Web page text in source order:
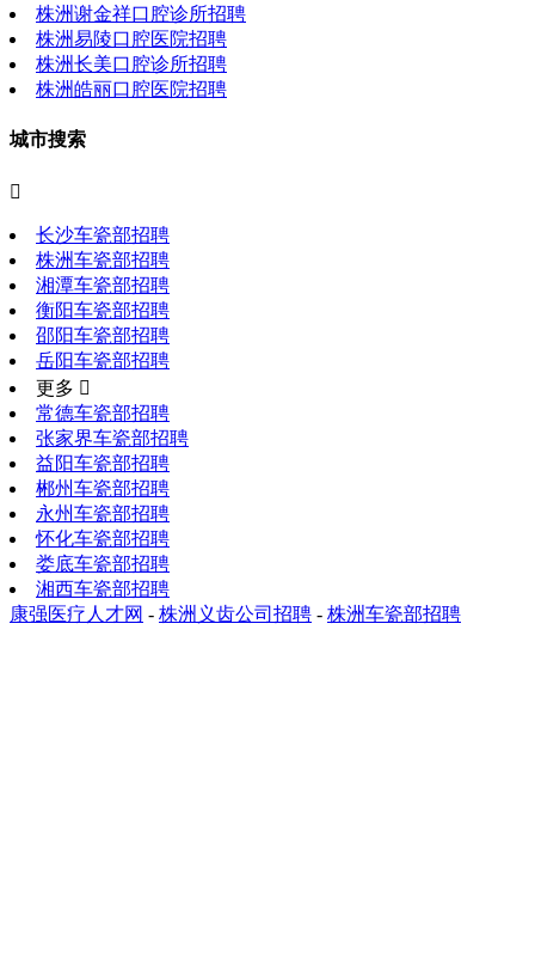
株洲谢金祥口腔诊所招聘
株洲易陵口腔医院招聘
株洲长美口腔诊所招聘
株洲皓丽口腔医院招聘
城市搜索

长沙车瓷部招聘
株洲车瓷部招聘
湘潭车瓷部招聘
衡阳车瓷部招聘
邵阳车瓷部招聘
岳阳车瓷部招聘
更多 
常德车瓷部招聘
张家界车瓷部招聘
益阳车瓷部招聘
郴州车瓷部招聘
永州车瓷部招聘
怀化车瓷部招聘
娄底车瓷部招聘
湘西车瓷部招聘
康强医疗人才网 - 株洲义齿公司招聘 - 株洲车瓷部招聘